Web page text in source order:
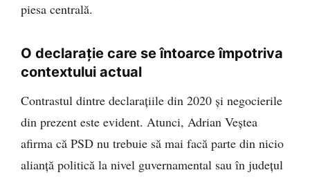
piesa centrală.
O declarație care se întoarce împotriva
contextului actual
Contrastul dintre declarațiile din 2020 și negocierile
din prezent este evident. Atunci, Adrian Veștea
afirma că PSD nu trebuie să mai facă parte din nicio
alianță politică la nivel guvernamental sau în județul